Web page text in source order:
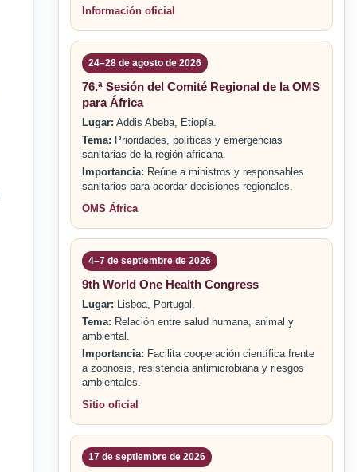
Información oficial
24–28 de agosto de 2026
76.ª Sesión del Comité Regional de la OMS
para África
Lugar: Addis Abeba, Etiopía.
Tema: Prioridades, políticas y emergencias
sanitarias de la región africana.
Importancia: Reúne a ministros y responsables
sanitarios para acordar decisiones regionales.
OMS África
4–7 de septiembre de 2026
9th World One Health Congress
Lugar: Lisboa, Portugal.
Tema: Relación entre salud humana, animal y
ambiental.
Importancia: Facilita cooperación científica frente
a zoonosis, resistencia antimicrobiana y riesgos
ambientales.
Sitio oficial
17 de septiembre de 2026